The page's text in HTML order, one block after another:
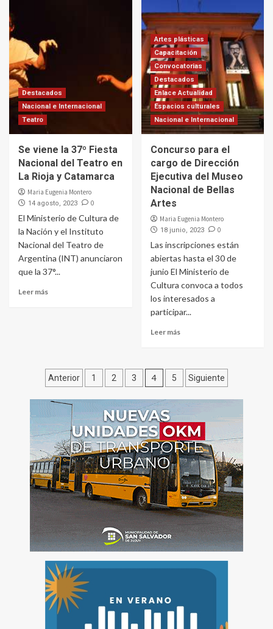
Destacados
Nacional e Internacional
Teatro
Se viene la 37º Fiesta
Nacional del Teatro en
La Rioja y Catamarca
Maria Eugenia Montero
14 agosto, 2023 0
El Ministerio de Cultura de
la Nación y el Instituto
Nacional del Teatro de
Argentina (INT) anunciaron
que la 37°...
Leer más
Artes plásticas
Capacitación
Convocatorias
Destacados
Enlace Actualidad
Espacios culturales
Nacional e Internacional
Concurso para el
cargo de Dirección
Ejecutiva del Museo
Nacional de Bellas
Artes
Maria Eugenia Montero
18 junio, 2023 0
Las inscripciones están
abiertas hasta el 30 de
junio El Ministerio de
Cultura convoca a todos
los interesados a
participar...
Leer más
Paginación
de
entradas
Anterior 1 2 3 4 5 Siguiente